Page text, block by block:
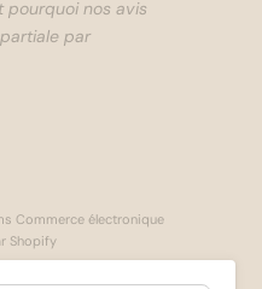
pourquoi nos avis
par
Commerce électronique
Shopify